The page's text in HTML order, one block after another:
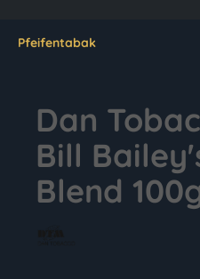
Pfeifentabak
Dan
Bill
Blend